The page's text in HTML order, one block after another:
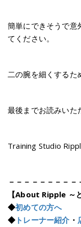
簡単にできそうで意
てください。
二の腕を細くするた
最後までお読みいた
Training Studio
－－－－－－－－
【About Ripple ～
◆初めての方へ
◆ トレーナー紹介 ・